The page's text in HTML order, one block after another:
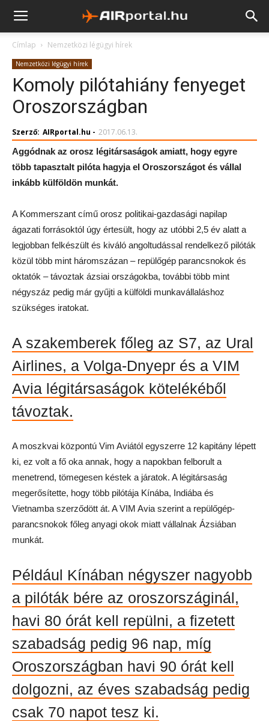
Címlap Nemzetközi légügyi hírek
Nemzetközi légügyi hírek
Komoly pilótahiány fenyeget
Oroszországban
Szerző: AIRportal.hu - 2017.06.13.
Aggódnak az orosz légitársaságok amiatt, hogy egyre
több tapasztalt pilóta hagyja el Oroszországot és vállal
inkább külföldön munkát.
A Kommerszant című orosz politikai-gazdasági napilap
ágazati forrásoktól úgy értesült, hogy az utóbbi 2,5 év alatt a
legjobban felkészült és kiváló angoltudással rendelkező pilóták
közül több mint háromszázan – repülőgép parancsnokok és
oktatók – távoztak ázsiai országokba, további több mint
négyszáz pedig már gyűjti a külföldi munkavállaláshoz
szükséges iratokat.
A szakemberek főleg az S7, az Ural
Airlines, a Volga-Dnyepr és a VIM
Avia légitársaságok kötelékéből
távoztak.
A moszkvai központú Vim Aviától egyszerre 12 kapitány lépett
ki, ez volt a fő oka annak, hogy a napokban felborult a
menetrend, tömegesen késtek a járatok. A légitársaság
megerősítette, hogy több pilótája Kínába, Indiába és
Vietnamba szerződött át. A VIM Avia szerint a repülőgép-
parancsnokok főleg anyagi okok miatt vállalnak Ázsiában
munkát.
Például Kínában négyszer nagyobb
a pilóták bére az oroszországinál,
havi 80 órát kell repülni, a fizetett
szabadság pedig 96 nap, míg
Oroszországban havi 90 órát kell
dolgozni, az éves szabadság pedig
csak 70 napot tesz ki.